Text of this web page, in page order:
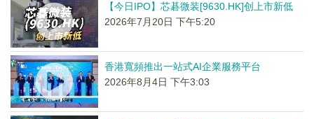
【今日IPO】芯碁微装[9630.HK]创上市新低
2026年7月20日 下午5:20
香港寬頻推出一站式AI企業服務平台
2026年8月4日 下午3:03